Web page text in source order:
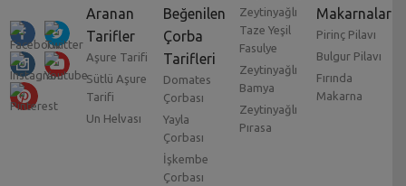
Aranan
Tarifler
Aşure Tarifi
Sütlü Aşure
Tarifi
Un Helvası
Beğenilen
Çorba
Tarifleri
Domates
Çorbası
Yayla
Çorbası
İşkembe
Çorbası
Zeytinyağlı
Taze Yeşil
Fasulye
Zeytinyağlı
Bamya
Zeytinyağlı
Pırasa
Makarnalar
Pirinç Pilavı
Bulgur Pilavı
Fırında
Makarna